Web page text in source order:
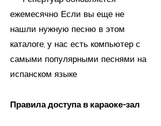
ежемесячно. Если вы еще не
нашли нужную песню в этом
каталоге, у нас есть компьютер с
самыми популярными песнями на
испанском языке.
Правила доступа в караоке-зал